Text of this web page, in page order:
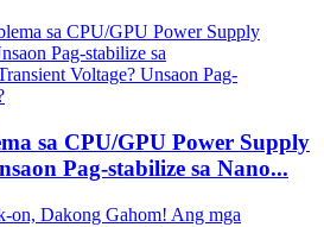
sa CPU/GPU Power Supply
Pag-stabilize sa Nano...